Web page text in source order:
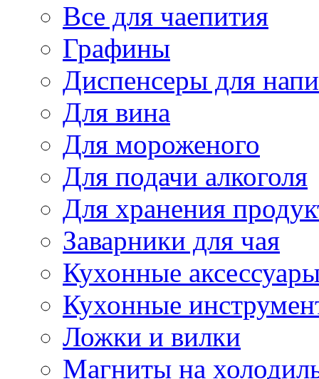
Все для чаепития
Графины
Диспенсеры для
Для вина
Для мороженого
Для подачи алкоголя
Для хранения
Заварники для чая
Кухонные
Кухонные
Ложки и вилки
Магниты на